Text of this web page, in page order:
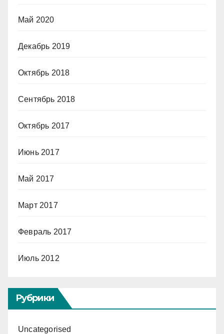
Май 2020
Декабрь 2019
Октябрь 2018
Сентябрь 2018
Октябрь 2017
Июнь 2017
Май 2017
Март 2017
Февраль 2017
Июль 2012
Рубрики
Uncategorised